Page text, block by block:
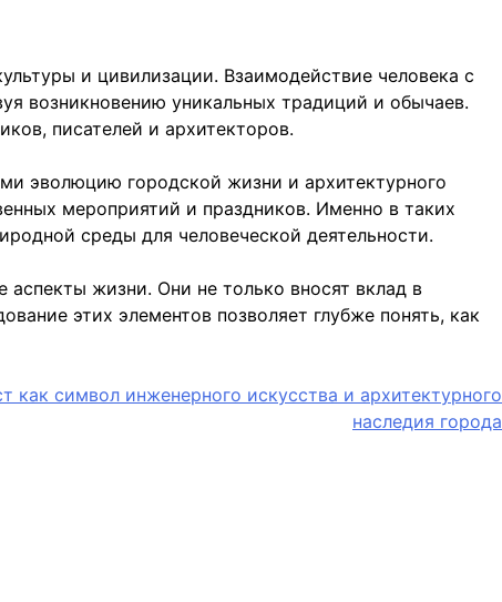
и цивилизации. Взаимодействие человека с
возникновению уникальных традиций и обычаев.
писателей и архитекторов.
эволюцию городской жизни и архитектурного
мероприятий и праздников. Именно в таких
среды для человеческой деятельности.
жизни. Они не только вносят вклад в
этих элементов позволяет глубже понять, как
как символ инженерного искусства и архитектурного
наследия города